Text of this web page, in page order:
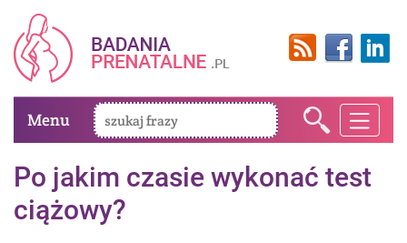
Menu
Po jakim czasie wykonać test
ciążowy?